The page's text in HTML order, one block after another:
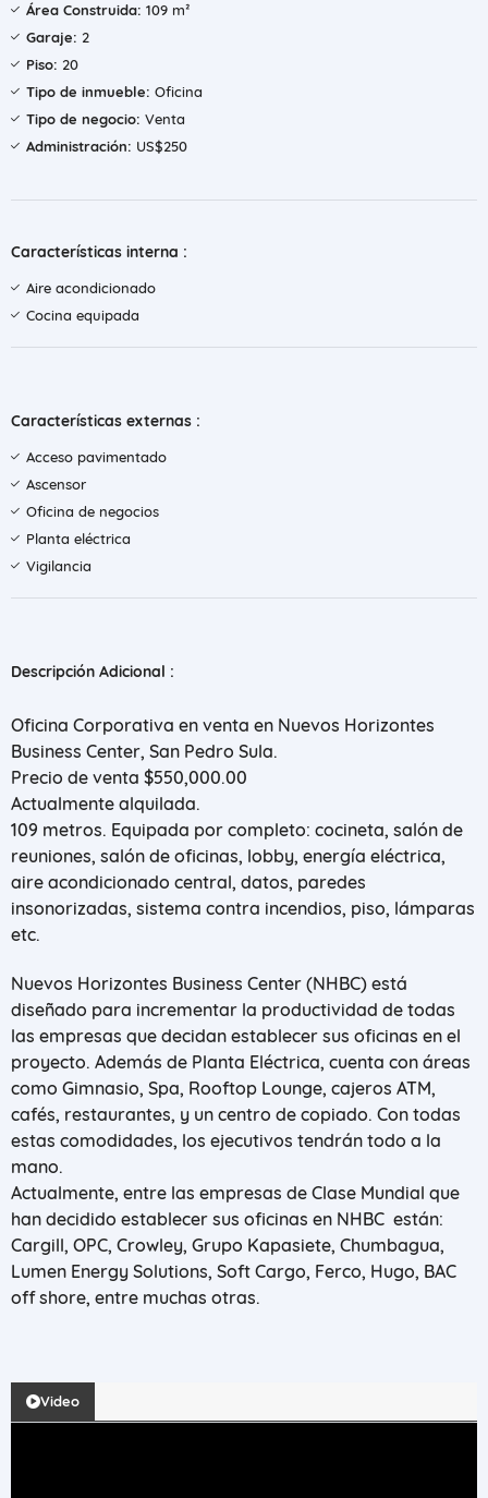
Área Construida: 109 m²
Garaje: 2
Piso: 20
Tipo de inmueble: Oficina
Tipo de negocio: Venta
Administración: US$250
Características interna :
Aire acondicionado
Cocina equipada
Características externas :
Acceso pavimentado
Ascensor
Oficina de negocios
Planta eléctrica
Vigilancia
Descripción Adicional :
Oficina Corporativa en venta en Nuevos Horizontes
Business Center, San Pedro Sula.
Precio de venta $550,000.00
Actualmente alquilada.
109 metros. Equipada por completo: cocineta, salón de
reuniones, salón de oficinas, lobby, energía eléctrica,
aire acondicionado central, datos, paredes
insonorizadas, sistema contra incendios, piso, lámparas
etc.
Nuevos Horizontes Business Center (NHBC) está
diseñado para incrementar la productividad de todas
las empresas que decidan establecer sus oficinas en el
proyecto. Además de Planta Eléctrica, cuenta con áreas
como Gimnasio, Spa, Rooftop Lounge, cajeros ATM,
cafés, restaurantes, y un centro de copiado. Con todas
estas comodidades, los ejecutivos tendrán todo a la
mano.
Actualmente, entre las empresas de Clase Mundial que
han decidido establecer sus oficinas en NHBC están:
Cargill, OPC, Crowley, Grupo Kapasiete, Chumbagua,
Lumen Energy Solutions, Soft Cargo, Ferco, Hugo, BAC
off shore, entre muchas otras.
Video